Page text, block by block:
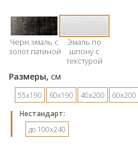
Черн.эмаль с
золот.патиной
Эмаль по
шпону с
текстурой
Размеры, см
55х190 60х190 40х200 60х200
Hестандарт:
до 100x240